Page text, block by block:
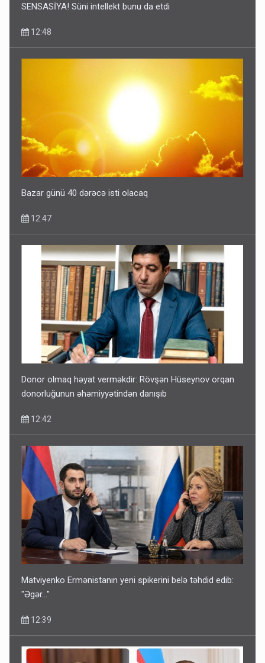
SENSASİYA! Süni intellekt bunu da etdi
12:48
Bazar günü 40 dərəcə isti olacaq
12:47
Donor olmaq həyat verməkdir: Rövşən Hüseynov orqan
donorluğunun əhəmiyyətindən danışıb
12:42
Matviyenko Ermənistanın yeni spikerini belə təhdid edib:
"Əgər..."
12:39